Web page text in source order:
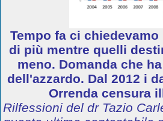
Tempo fa ci
di più mentre quelli
meno. Domanda che
dell'azzardo. Dal 2012 i
Orrenda censura
Rilfessioni del dr Tazio